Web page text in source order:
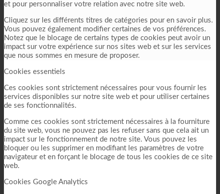
et pour personnaliser votre relation avec notre site web.
Cliquez sur les différents titres de catégories pour en savoir plus.
Vous pouvez également modifier certaines de vos préférences.
Notez que le blocage de certains types de cookies peut avoir un
impact sur votre expérience sur nos sites web et sur les services
que nous sommes en mesure de proposer.
Cookies essentiels
Ces cookies sont strictement nécessaires pour vous fournir les
services disponibles sur notre site web et pour utiliser certaines
de ses fonctionnalités.
Comme ces cookies sont strictement nécessaires à la fourniture
du site web, vous ne pouvez pas les refuser sans que cela ait un
impact sur le fonctionnement de notre site. Vous pouvez les
bloquer ou les supprimer en modifiant les paramètres de votre
navigateur et en forçant le blocage de tous les cookies de ce site
web.
Cookies Google Analytics